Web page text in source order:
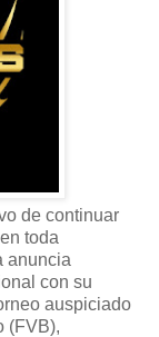
de continuar
toda
anuncia
con su
auspiciado
(FVB),